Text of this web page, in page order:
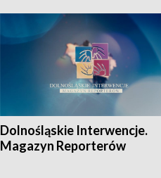
Dolnośląskie Interwencje.
Magazyn Reporterów